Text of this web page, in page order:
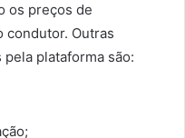
os preços de
condutor. Outras
plataforma são: